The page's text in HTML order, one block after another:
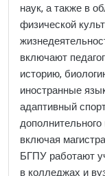
наук, а также в
физической
включают
историю,
иностранные
адаптивный
дополнительного
включая
БГПУ работают
в колледжах и